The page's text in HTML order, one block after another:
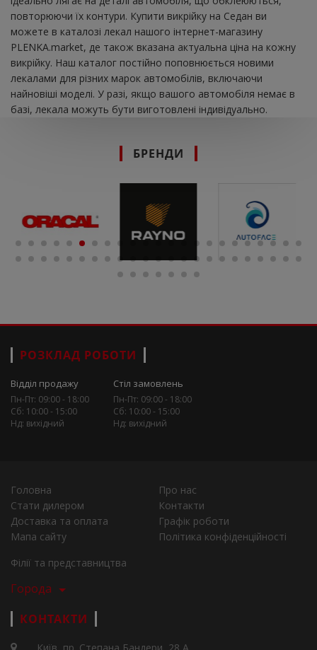
повторюючи їх контури. Купити викрійку на Седан ви
можете в каталозі лекал нашого інтернет-магазину
PLENKA.market, де також вказана актуальна ціна на кожну
викрійку. Наш каталог постійно поповнюється новими
лекалами для різних марок автомобілів, включаючи
найновіші моделі. У разі, якщо вашого автомобіля немає в
базі, лекала можуть бути виготовлені індивідуально.
БРЕНДИ
РОЗКЛАД РОБОТИ
Відділ продажу
Пн-Пт: 09:00 - 18:00
Сб: 10:00 - 15:00
Нд: вихідний
Стіл замовлень
Пн-Пт: 09:00 - 18:00
Сб: 10:00 - 15:00
Нд: вихідний
Головна
Про нас
Стати дилером
Контакти
Доставка та оплата
Графік роботи
Мапа сайту
Політика конфіденційності
Філії та представництва
Города
КОНТАКТИ